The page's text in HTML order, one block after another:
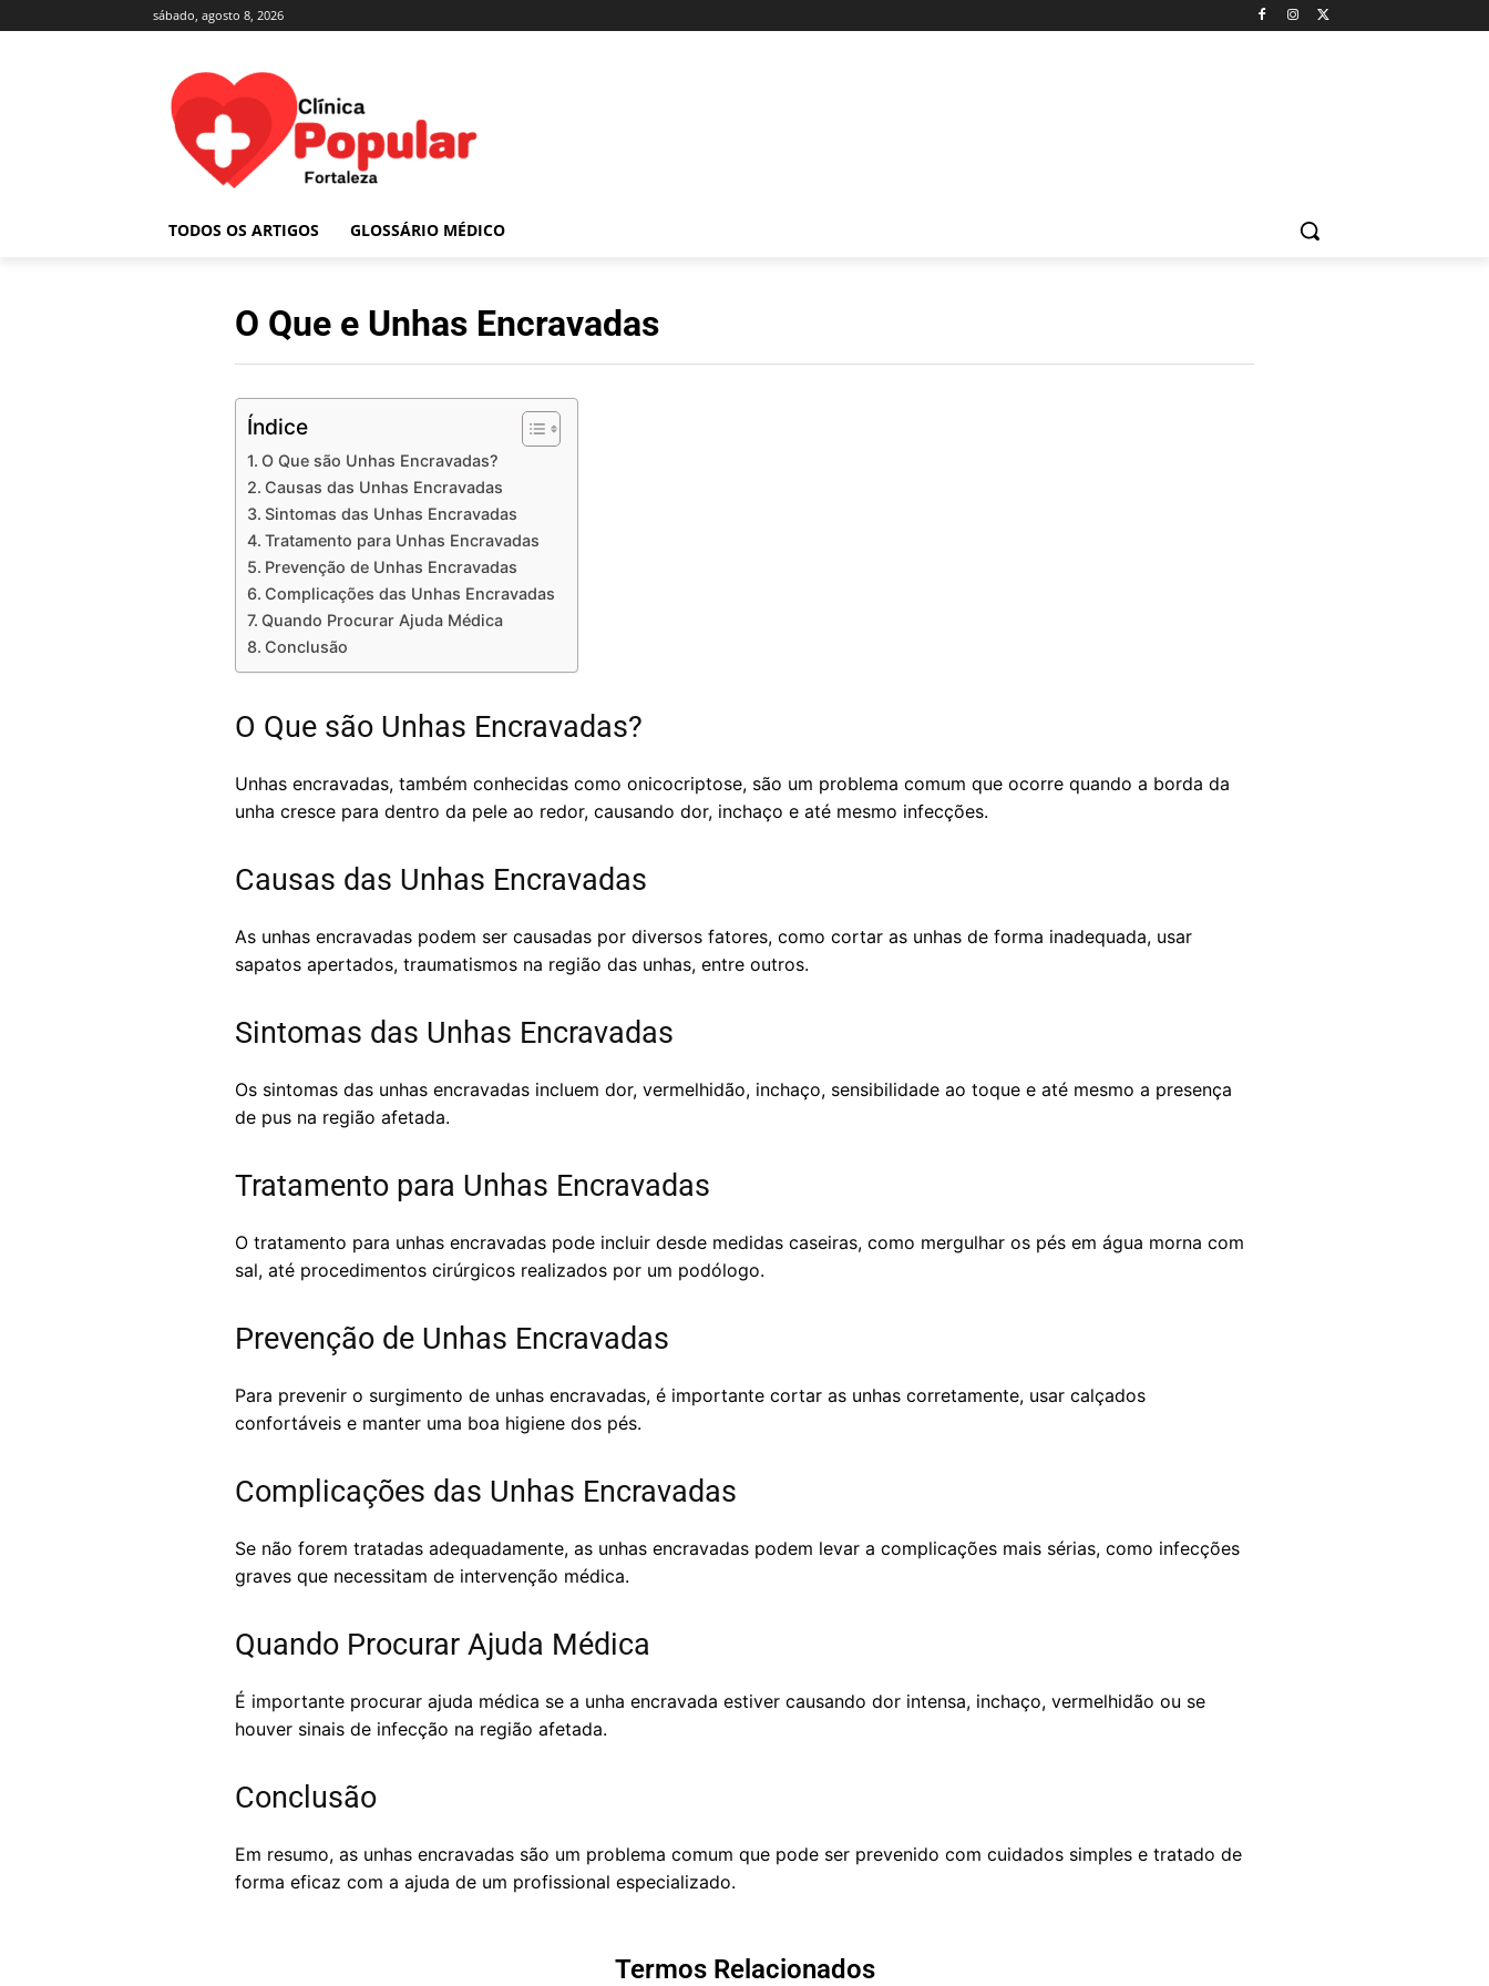
sábado, agosto 8, 2026
TODOS OS ARTIGOS GLOSSÁRIO MÉDICO
O Que e Unhas Encravadas
Índice
O Que são Unhas Encravadas?
Causas das Unhas Encravadas
Sintomas das Unhas Encravadas
Tratamento para Unhas Encravadas
Prevenção de Unhas Encravadas
Complicações das Unhas Encravadas
Quando Procurar Ajuda Médica
Conclusão
O Que são Unhas Encravadas?
Unhas encravadas, também conhecidas como onicocriptose, são um problema comum que ocorre quando a borda da
unha cresce para dentro da pele ao redor, causando dor, inchaço e até mesmo infecções.
Causas das Unhas Encravadas
As unhas encravadas podem ser causadas por diversos fatores, como cortar as unhas de forma inadequada, usar
sapatos apertados, traumatismos na região das unhas, entre outros.
Sintomas das Unhas Encravadas
Os sintomas das unhas encravadas incluem dor, vermelhidão, inchaço, sensibilidade ao toque e até mesmo a presença
de pus na região afetada.
Tratamento para Unhas Encravadas
O tratamento para unhas encravadas pode incluir desde medidas caseiras, como mergulhar os pés em água morna com
sal, até procedimentos cirúrgicos realizados por um podólogo.
Prevenção de Unhas Encravadas
Para prevenir o surgimento de unhas encravadas, é importante cortar as unhas corretamente, usar calçados
confortáveis e manter uma boa higiene dos pés.
Complicações das Unhas Encravadas
Se não forem tratadas adequadamente, as unhas encravadas podem levar a complicações mais sérias, como infecções
graves que necessitam de intervenção médica.
Quando Procurar Ajuda Médica
É importante procurar ajuda médica se a unha encravada estiver causando dor intensa, inchaço, vermelhidão ou se
houver sinais de infecção na região afetada.
Conclusão
Em resumo, as unhas encravadas são um problema comum que pode ser prevenido com cuidados simples e tratado de
forma eficaz com a ajuda de um profissional especializado.
Termos Relacionados